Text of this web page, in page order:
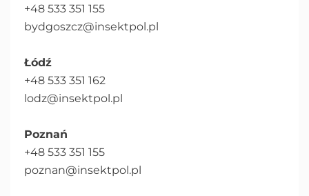
+48 533 351 155
bydgoszcz@insektpol.pl
Łódź
+48 533 351 162
lodz@insektpol.pl
Poznań
+48 533 351 155
poznan@insektpol.pl